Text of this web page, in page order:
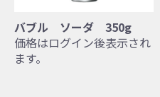
バブル ソーダ 350g
価格はログイン後表示され
ます。